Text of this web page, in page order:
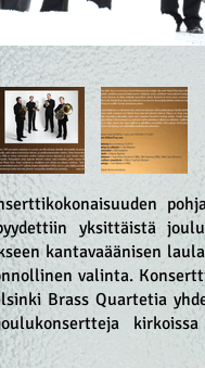
yksittäistä
kantavaäänisen
valinta.
Brass Quartetia